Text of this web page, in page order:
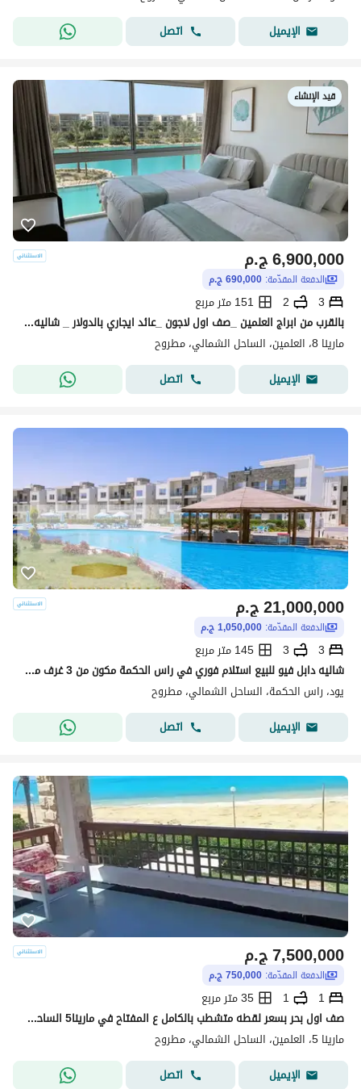
الإيميل
اتصل
قيد الإنشاء
ج.م6,900,000
الدفعة المقدّمة: 690,000 ج.م
3
2
151 متر مربع
بالقرب من ابراج العلمين _صف اول لاجون _عائد ايجاري بالدولار _ شاليه للبيع في مارينا 8 الساحل الشمالي _ دقايق من الي مراسي & الحي اللاتيني
مارينا 8، العلمين، الساحل الشمالي، مطروح
الإيميل
اتصل
ج.م21,000,000
الدفعة المقدّمة: 1,050,000 ج.م
3
3
145 متر مربع
شاليه دابل فيو للبيع استلام فوري في راس الحكمة مكون من 3 غرف متشطب بالكامل الترا سوبر لوكس صورو دي من الواقع
يود، راس الحكمة، الساحل الشمالي، مطروح
الإيميل
اتصل
ج.م7,500,000
الدفعة المقدّمة: 750,000 ج.م
1
1
35 متر مربع
صف اول بحر بسعر لقطه متشطب بالكامل ع المفتاح في مارينا5 الساحل الشمالي قبل لسان الوزراء marina5 بجوار فندق Rixos دقائق من مراسي
مارينا 5، العلمين، الساحل الشمالي، مطروح
الإيميل
اتصل